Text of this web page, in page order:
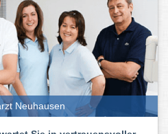
Neuhausen